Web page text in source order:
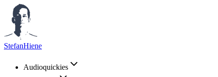
StefanHiene
Audioquickies